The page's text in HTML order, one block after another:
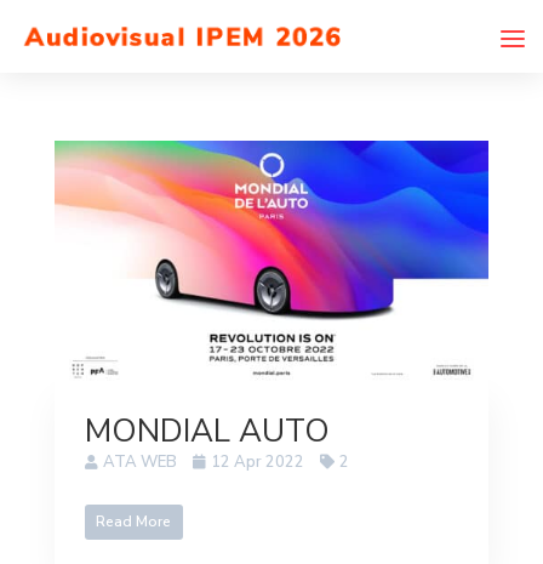
MONDIAL AUTO
ATA WEB 12 Apr 2022 2
Read More